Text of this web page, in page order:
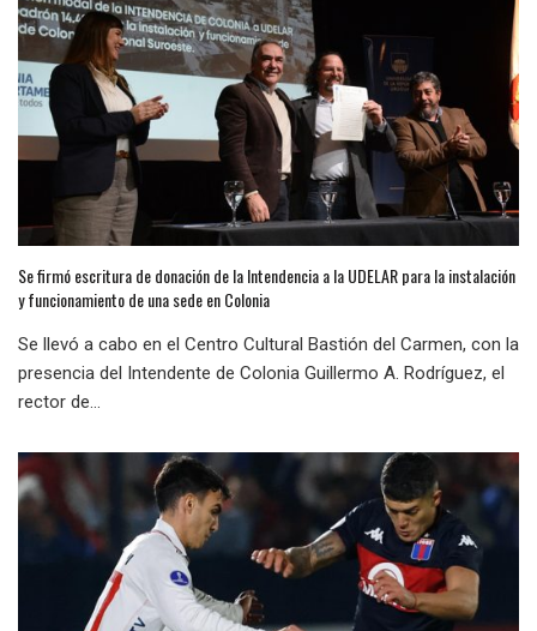
Se firmó escritura de donación de la Intendencia a la UDELAR para la instalación
y funcionamiento de una sede en Colonia
Se llevó a cabo en el Centro Cultural Bastión del Carmen, con la
presencia del Intendente de Colonia Guillermo A. Rodríguez, el
rector de...